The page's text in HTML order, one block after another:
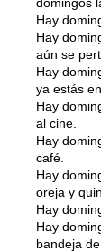
Hay
Hay
aún se
Hay
ya estás
Hay
al cine.
Hay
café.
Hay
oreja y
Hay
Hay
bandeja